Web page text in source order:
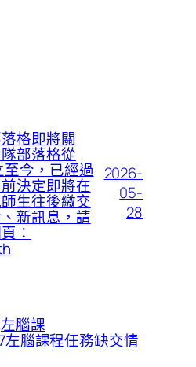
格即將關
部落格從
今，已經過
決定即將在
生往後繳交
新訊息，請
：
2026-
05-
28
腦課
腦課程任務缺交情